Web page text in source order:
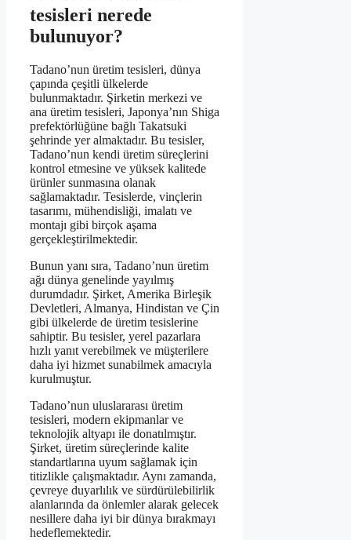
tesisleri nerede
bulunuyor?
Tadano’nun üretim tesisleri, dünya
çapında çeşitli ülkelerde
bulunmaktadır. Şirketin merkezi ve
ana üretim tesisleri, Japonya’nın Shiga
prefektörlüğüne bağlı Takatsuki
şehrinde yer almaktadır. Bu tesisler,
Tadano’nun kendi üretim süreçlerini
kontrol etmesine ve yüksek kalitede
ürünler sunmasına olanak
sağlamaktadır. Tesislerde, vinçlerin
tasarımı, mühendisliği, imalatı ve
montajı gibi birçok aşama
gerçekleştirilmektedir.
Bunun yanı sıra, Tadano’nun üretim
ağı dünya genelinde yayılmış
durumdadır. Şirket, Amerika Birleşik
Devletleri, Almanya, Hindistan ve Çin
gibi ülkelerde de üretim tesislerine
sahiptir. Bu tesisler, yerel pazarlara
hızlı yanıt verebilmek ve müşterilere
daha iyi hizmet sunabilmek amacıyla
kurulmuştur.
Tadano’nun uluslararası üretim
tesisleri, modern ekipmanlar ve
teknolojik altyapı ile donatılmıştır.
Şirket, üretim süreçlerinde kalite
standartlarına uyum sağlamak için
titizlikle çalışmaktadır. Aynı zamanda,
çevreye duyarlılık ve sürdürülebilirlik
alanlarında da önlemler alarak gelecek
nesillere daha iyi bir dünya bırakmayı
hedeflemektedir.